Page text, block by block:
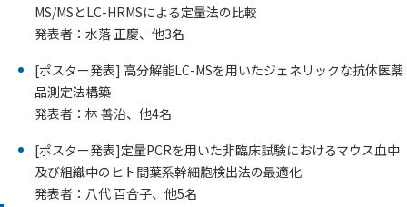
MS/MSとLC-HRMSによる定量法の比較
発表者：水落 正慶、他3名
[ポスター発表] 高分解能LC-MSを用いたジェネリックな抗体医薬
品測定法構築
発表者：林 善治、他4名
[ポスター発表]定量PCRを用いた非臨床試験におけるマウス血中
及び組織中のヒト間葉系幹細胞検出法の最適化
発表者：八代 百合子、他5名